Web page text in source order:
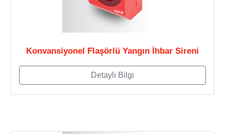
Konvansiyonel Flaşörlü Yangın İhbar Sireni
Detaylı Bilgi